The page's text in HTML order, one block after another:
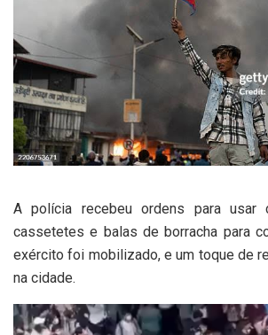
A polícia recebeu ordens para usar
cassetetes e balas de borracha para
exército foi mobilizado, e um toque de
na cidade.
Tocador